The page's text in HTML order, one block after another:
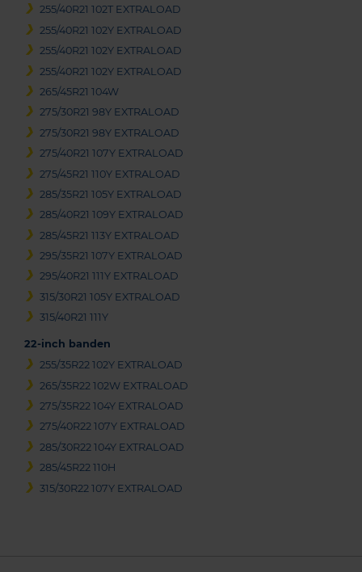
255/40R21 102T EXTRALOAD
255/40R21 102Y EXTRALOAD
255/40R21 102Y EXTRALOAD
255/40R21 102Y EXTRALOAD
265/45R21 104W
275/30R21 98Y EXTRALOAD
275/30R21 98Y EXTRALOAD
275/40R21 107Y EXTRALOAD
275/45R21 110Y EXTRALOAD
285/35R21 105Y EXTRALOAD
285/40R21 109Y EXTRALOAD
285/45R21 113Y EXTRALOAD
295/35R21 107Y EXTRALOAD
295/40R21 111Y EXTRALOAD
315/30R21 105Y EXTRALOAD
315/40R21 111Y
22-inch banden
255/35R22 102Y EXTRALOAD
265/35R22 102W EXTRALOAD
275/35R22 104Y EXTRALOAD
275/40R22 107Y EXTRALOAD
285/30R22 104Y EXTRALOAD
285/45R22 110H
315/30R22 107Y EXTRALOAD